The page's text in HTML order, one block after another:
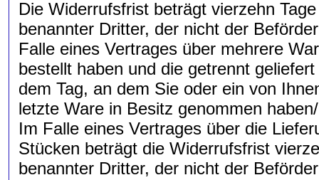
Die Widerrufsfrist beträgt vierzehn
benannter Dritter, der nicht der
Falle eines Vertrages über mehrere
bestellt haben und die getrennt
dem Tag, an dem Sie oder ein von
letzte Ware in Besitz genommen
Im Falle eines Vertrages über die
Stücken beträgt die Widerrufsfrist
benannter Dritter, der nicht der